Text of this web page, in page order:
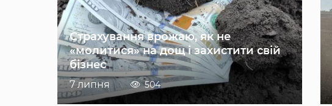
Страхування врожаю, як не
«молитися» на дощ і захистити свій
бізнес
7 липня 504